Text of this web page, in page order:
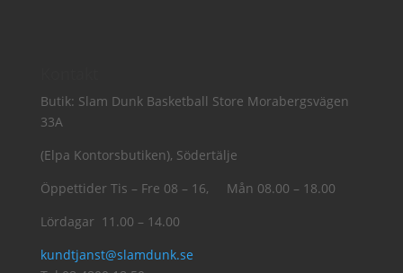
Butik: Slam Dunk Basketball Store Morabergsvägen
33A
(Elpa Kontorsbutiken), Södertälje
Öppettider Tis – Fre 08 – 16, Mån 08.00 – 18.00
Lördagar 11.00 – 14.00
kundtjanst@slamdunk.se